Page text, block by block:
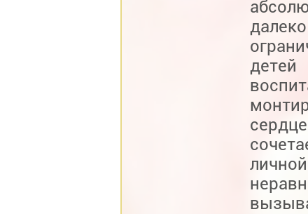
детей